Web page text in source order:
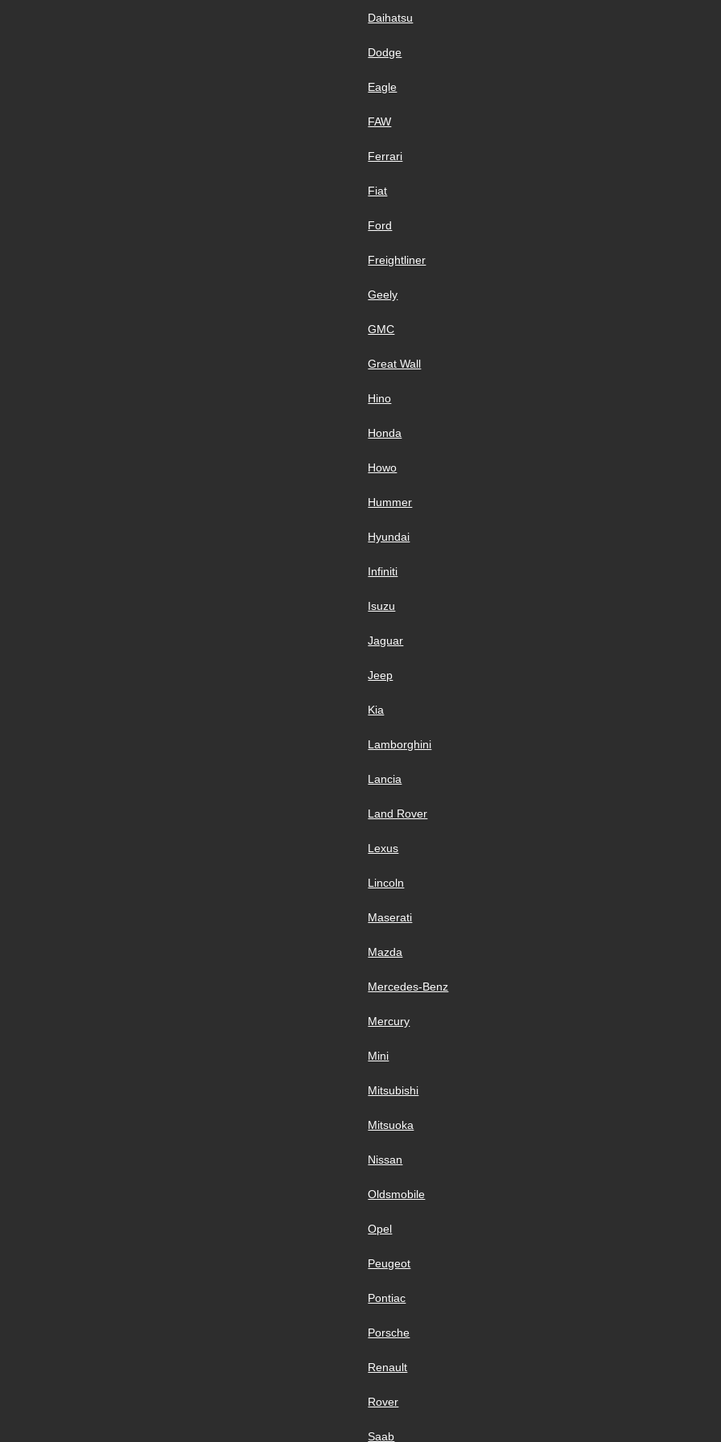
Daihatsu
Dodge
Eagle
FAW
Ferrari
Fiat
Ford
Freightliner
Geely
GMC
Great Wall
Hino
Honda
Howo
Hummer
Hyundai
Infiniti
Isuzu
Jaguar
Jeep
Kia
Lamborghini
Lancia
Land Rover
Lexus
Lincoln
Maserati
Mazda
Mercedes-Benz
Mercury
Mini
Mitsubishi
Mitsuoka
Nissan
Oldsmobile
Opel
Peugeot
Pontiac
Porsche
Renault
Rover
Saab